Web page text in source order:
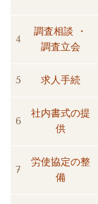
4
調査相談 ・
調査立会
5 求人手続
6
社内書式の提
供
7
労使協定の整
備